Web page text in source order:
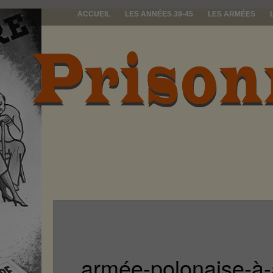
ACCUEIL LES ANNÉES 39-45 LES ARMÉES
prisonniers